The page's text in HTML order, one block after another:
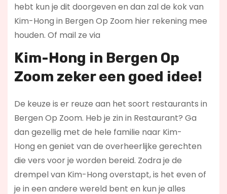
hebt kun je dit doorgeven en dan zal de kok van
Kim-Hong in Bergen Op Zoom hier rekening mee
houden. Of mail ze via
Kim-Hong in Bergen Op
Zoom zeker een goed idee!
De keuze is er reuze aan het soort restaurants in
Bergen Op Zoom. Heb je zin in Restaurant? Ga
dan gezellig met de hele familie naar Kim-
Hong en geniet van de overheerlijke gerechten
die vers voor je worden bereid. Zodra je de
drempel van Kim-Hong overstapt, is het even of
je in een andere wereld bent en kun je alles